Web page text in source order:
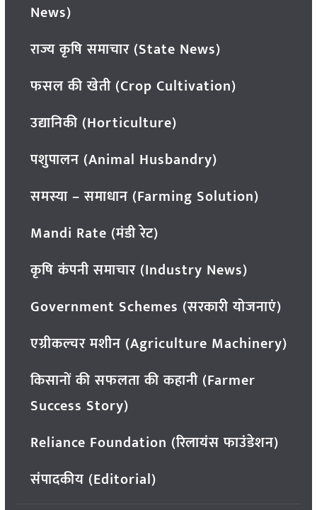
News)
राज्य कृषि समाचार (State News)
फसल की खेती (Crop Cultivation)
उद्यानिकी (Horticulture)
पशुपालन (Animal Husbandry)
समस्या – समाधान (Farming Solution)
Mandi Rate (मंडी रेट)
कृषि कंपनी समाचार (Industry News)
Government Schemes (सरकारी योजनाएं)
एग्रीकल्चर मशीन (Agriculture Machinery)
किसानों की सफलता की कहानी (Farmer
Success Story)
Reliance Foundation (रिलायंस फाउंडेशन)
संपादकीय (Editorial)